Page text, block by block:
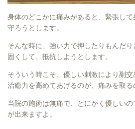
身体のどこかに痛みがあると、緊張し
守ろうとします。
そんな時に、強い力で押したりもんだ
固くして、抵抗しようとします。
そういう時こそ、優しい刺激により副
治癒力を高めてあげるのが、痛みを取
当院の施術は無痛で、とにかく優しい
が出来ますよ。